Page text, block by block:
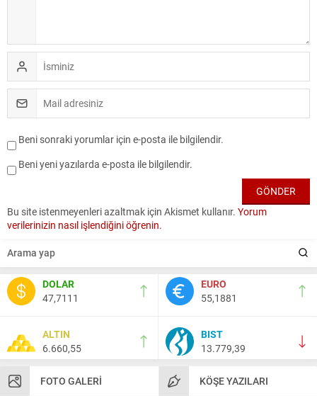
DOLAR
47,7111
EURO
55,1881
ALTIN
6.660,55
BIST
13.779,39
FOTO GALERI KÖŞE YAZILARI
Beni sonraki yorumlar için e-posta ile bilgilendir.
Beni yeni yazılarda e-posta ile bilgilendir.
Bu site istenmeyenleri azaltmak için Akismet kullanır. Yorum
verilerinizin nasıl işlendiğini öğrenin.